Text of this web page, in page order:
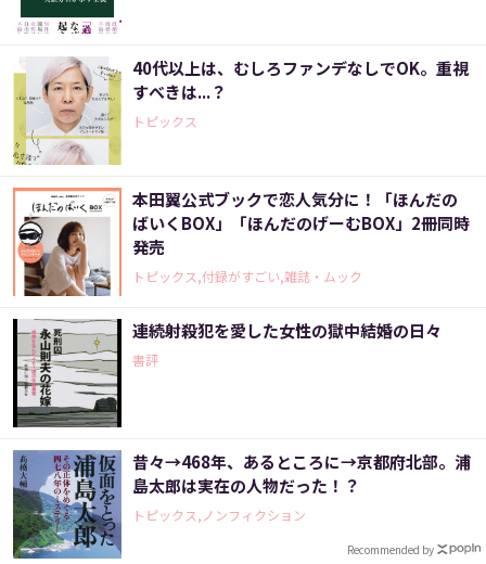
40代以上は、むしろファンデなしでOK。重視
すべきは...？
トピックス
本田翼公式ブックで恋人気分に！「ほんだの
ばいくBOX」「ほんだのげーむBOX」2冊同時
発売
トピックス,付録がすごい,雑誌・ムック
連続射殺犯を愛した女性の獄中結婚の日々
書評
昔々→468年、あるところに→京都府北部。浦
島太郎は実在の人物だった！？
トピックス,ノンフィクション
Recommended by